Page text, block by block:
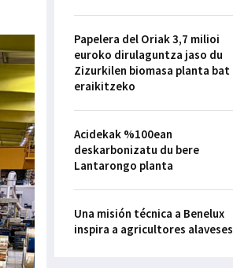
Papelera del Oriak 3,7 milioi
euroko dirulaguntza jaso du
Zizurkilen biomasa planta bat
eraikitzeko
Acidekak %100ean
deskarbonizatu du bere
Lantarongo planta
Una misión técnica a Benelux
inspira a agricultores alaveses